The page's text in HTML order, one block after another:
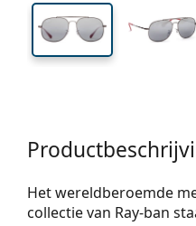
Het wereldberoemde
collectie van Ray-ban